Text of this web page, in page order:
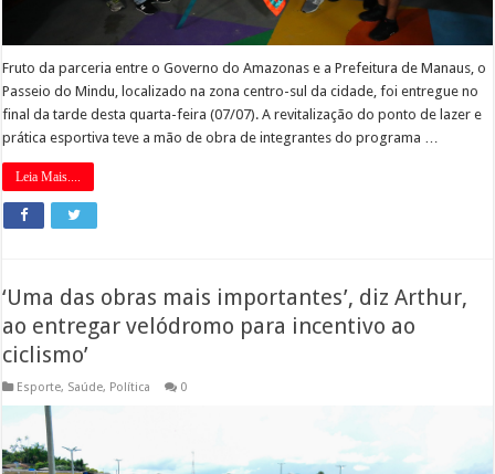
Fruto da parceria entre o Governo do Amazonas e a Prefeitura de Manaus, o
Passeio do Mindu, localizado na zona centro-sul da cidade, foi entregue no
final da tarde desta quarta-feira (07/07). A revitalização do ponto de lazer e
prática esportiva teve a mão de obra de integrantes do programa …
Leia Mais....
‘Uma das obras mais importantes’, diz Arthur,
ao entregar velódromo para incentivo ao
ciclismo’
Esporte, Saúde, Política 0